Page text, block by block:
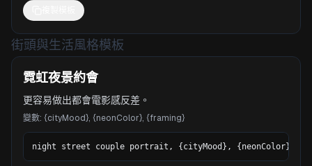
街頭與生活風格模板
霓虹夜景約會
更容易做出都會電影感反差。
變數: {cityMood}, {neonColor}, {framing}
night street couple portrait, {cityMood}, {neonColor}